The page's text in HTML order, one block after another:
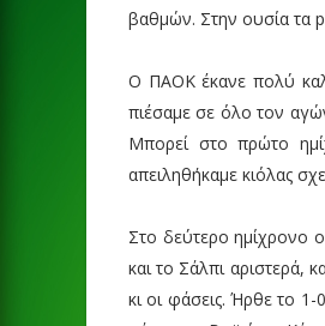
βαθμών. Στην ουσία τα
Ο ΠΑΟΚ έκανε πολύ
πιέσαμε σε όλο τον
Μπορεί στο πρώτο
απειληθήκαμε κιόλας
Στο δεύτερο ημίχρονο
και το Σάλπι αριστερά,
κι οι φάσεις. Ήρθε το